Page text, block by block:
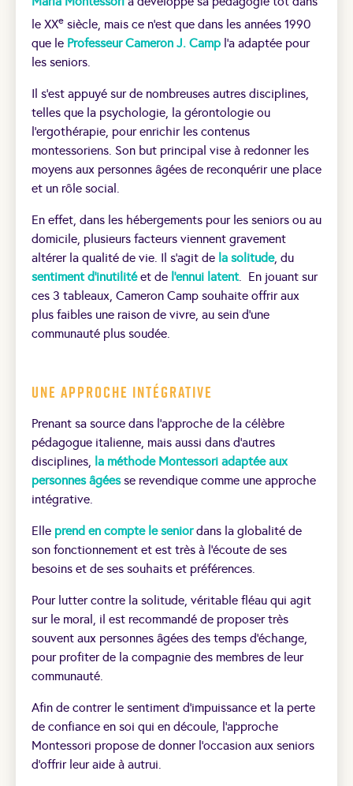
le XXe siècle, mais ce n’est que dans les années 1990
que le Professeur Cameron J. Camp l’a adaptée pour
les seniors.
Il s’est appuyé sur de nombreuses autres disciplines,
telles que la psychologie, la gérontologie ou
l’ergothérapie, pour enrichir les contenus
montessoriens. Son but principal vise à redonner les
moyens aux personnes âgées de reconquérir une place
et un rôle social.
En effet, dans les hébergements pour les seniors ou au
domicile, plusieurs facteurs viennent gravement
altérer la qualité de vie. Il s’agit de la solitude, du
sentiment d’inutilitéet de l’ennui latent. En jouant sur
ces 3 tableaux, Cameron Camp souhaite offrir aux
plus faibles une raison de vivre, au sein d’une
communauté plus soudée.
Une approche intégrative
Prenant sa source dans l’approche de la célèbre
pédagogue italienne, mais aussi dans d’autres
disciplines, la méthode Montessori adaptée aux
personnes âgéesse revendique comme une approche
intégrative.
Elle prend en compte le seniordans la globalité de
son fonctionnement et est très à l’écoute de ses
besoins et de ses souhaits et préférences.
Pour lutter contre la solitude, véritable fléau qui agit
sur le moral, il est recommandé de proposer très
souvent aux personnes âgées des temps d’échange,
pour profiter de la compagnie des membres de leur
communauté.
Afin de contrer le sentiment d’impuissance et la perte
de confiance en soi qui en découle, l’approche
Montessori propose de donner l’occasion aux seniors
d’offrir leur aide à autrui.